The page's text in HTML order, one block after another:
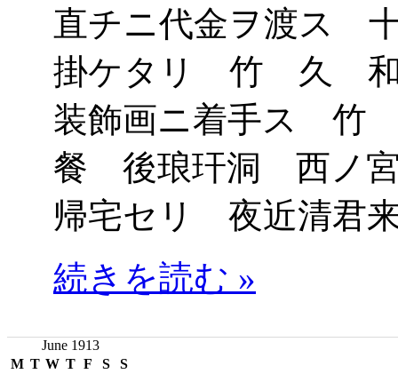
直チニ代金ヲ渡ス
掛ケタリ 竹 久 和
装飾画ニ着手ス 竹
餐 後琅玕洞 西ノ
帰宅セリ 夜近清君
続きを読む »
June 1913
M T W T F S S